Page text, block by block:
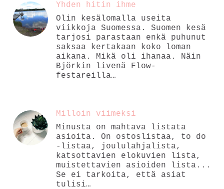
Yhden hitin ihme
Olin kesälomalla useita
viikkoja Suomessa. Suomen kesä
tarjosi parastaan enkä puhunut
saksaa kertakaan koko loman
aikana. Mikä oli ihanaa. Näin
Björkin livenä Flow-
festareilla…
Milloin viimeksi
Minusta on mahtava listata
asioita. On ostoslistaa, to do
-listaa, joululahjalista,
katsottavien elokuvien lista,
muistettavien asioiden lista...
Se ei tarkoita, että asiat
tulisi…